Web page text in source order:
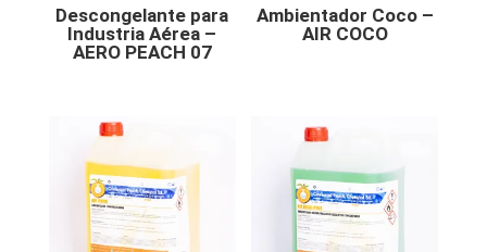
Descongelante para
Industria Aérea –
AERO PEACH 07
Ambientador Coco –
AIR COCO